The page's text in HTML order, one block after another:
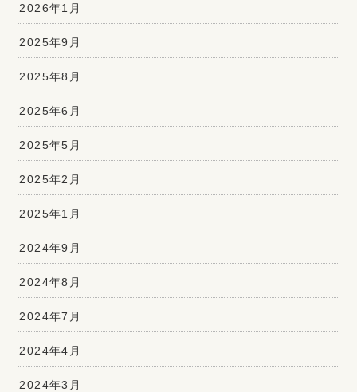
2026年1月
2025年9月
2025年8月
2025年6月
2025年5月
2025年2月
2025年1月
2024年9月
2024年8月
2024年7月
2024年4月
2024年3月